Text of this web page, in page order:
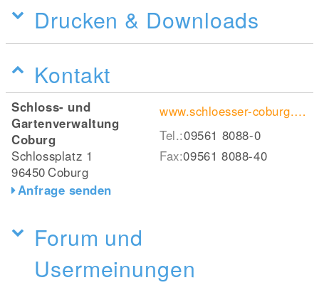
Drucken & Downloads
Kontakt
Schloss- und
Gartenverwaltung
Coburg
Schlossplatz 1
96450Coburg
Anfrage senden
www.schloesser-coburg.de/
Tel.:09561 8088-0
Fax:09561 8088-40
Forum und
Usermeinungen